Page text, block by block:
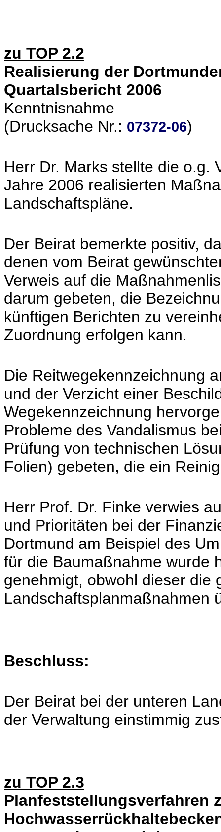
zu TOP 2.2
Realisierung der
Quartalsbericht 2006
Kenntnisnahme
(Drucksache Nr.: 07372-06)
Herr Dr. Marks stellte die o.g.
Jahre 2006 realisierten
Landschaftspläne.
Der Beirat bemerkte positiv,
denen vom Beirat
Verweis auf die
darum gebeten, die
künftigen Berichten zu
Zuordnung erfolgen kann.
Die Reitwegekennzeichnung
und der Verzicht einer
Wegekennzeichnung
Probleme des Vandalismus
Prüfung von technischen
Folien) gebeten, die ein
Herr Prof. Dr. Finke verwies
und Prioritäten bei der
Dortmund am Beispiel des
für die Baumaßnahme wurde
genehmigt, obwohl dieser die
Landschaftsplanmaßnahmen
Beschluss:
Der Beirat bei der unteren
der Verwaltung einstimmig
zu TOP 2.3
Planfeststellungsverfahren